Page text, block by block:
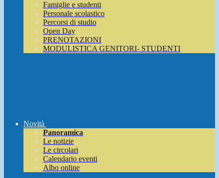
Famiglie e studenti
Personale scolastico
Percorsi di studio
Open Day
PRENOTAZIONI
MODULISTICA GENITORI- STUDENTI
Novità
Panoramica
Le notizie
Le circolari
Calendario eventi
Albo online